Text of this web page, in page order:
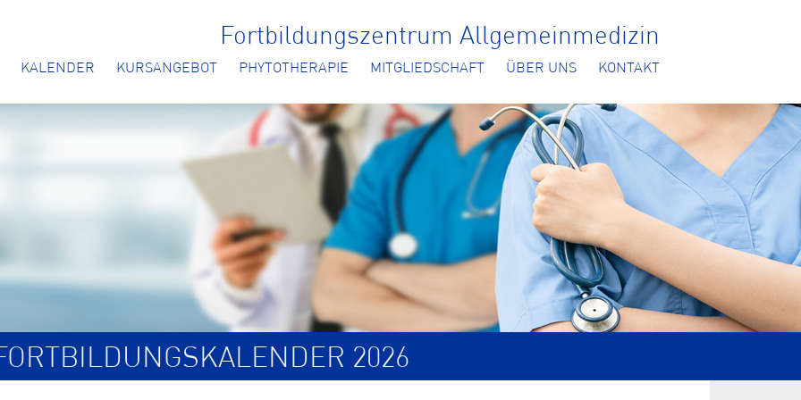
Fortbildungszentrum Allgemeinmedizin
KALENDER KURSANGEBOT PHYTOTHERAPIE MITGLIEDSCHAFT ÜBER UNS KONTAKT
2026